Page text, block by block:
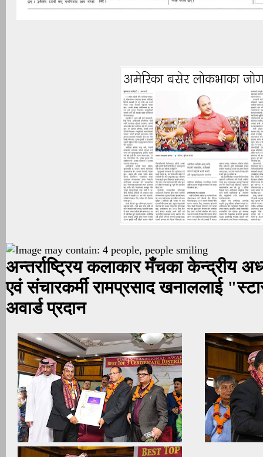
अन्तर्राष्ट्रिय कलाकार मँचका केन्द्रीय
एवं संचारकर्मी रामप्रसाद खनाललाई
अवार्ड प्रदान